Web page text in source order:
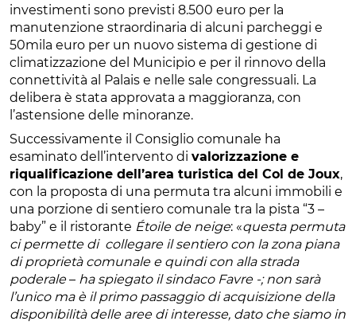
investimenti sono previsti 8.500 euro per la
manutenzione straordinaria di alcuni parcheggi e
50mila euro per un nuovo sistema di gestione di
climatizzazione del Municipio e per il rinnovo della
connettività al Palais e nelle sale congressuali. La
delibera è stata approvata a maggioranza, con
l’astensione delle minoranze.
Successivamente il Consiglio comunale ha
esaminato dell’intervento di valorizzazione e
riqualificazione dell’area turistica del Col de Joux,
con la proposta di una permuta tra alcuni immobili e
una porzione di sentiero comunale tra la pista “3 –
baby” e il ristorante Étoile de neige: «questa permuta
ci permette di collegare il sentiero con la zona piana
di proprietà comunale e quindi con alla strada
poderale– ha spiegato il sindaco Favre -; non sarà
l’unico ma è il primo passaggio di acquisizione della
disponibilità delle aree di interesse, dato che siamo in